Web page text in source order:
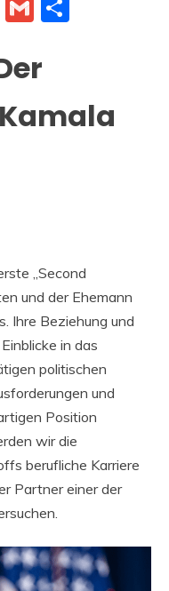
LineGmail
„Second
und der Ehemann
Ihre Beziehung und
in das
politischen
und
Position
wir die
berufliche Karriere
Partner einer der